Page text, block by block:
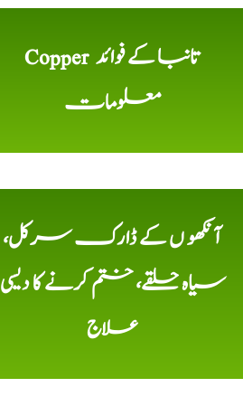
Copper تانبا کے فوائد
معلومات
آنکھو ں کے ڈارک سرکل،
سیاہ حلقے، ختم کرنے کا دیسی
علاج